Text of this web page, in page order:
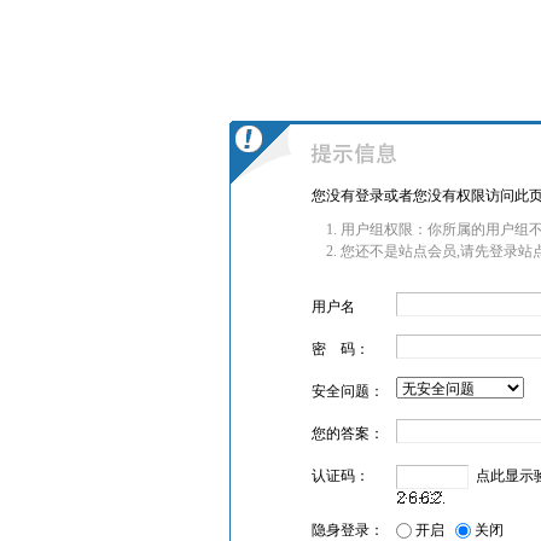
您没有登录或者您没有权限访问此
用户组权限：你所属的用户组
您还不是站点会员,请先登录站
用户名
密 码：
安全问题：
您的答案：
认证码： 点此显示
隐身登录： 开启 关闭